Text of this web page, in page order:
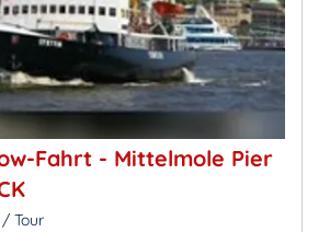
Fahrt - Mittelmole Pier
Tour